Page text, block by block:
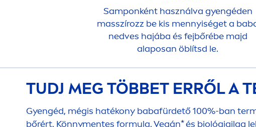
Samponként használva gyengéden
masszírozz be kis mennyiséget a
nedves hajába és fejbőrébe majd
alaposan öblítsd le.
TUDJ MEG TÖBBET ERRŐL A
Gyengéd, mégis hatékony babafürdető 100%-ban
bőrért. Könnymentes formula. Vegán* és biológiailag